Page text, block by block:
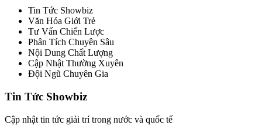
Tin Tức Showbiz
Văn Hóa Giới Trẻ
Tư Vấn Chiến Lược
Phân Tích Chuyên Sâu
Nội Dung Chất Lượng
Cập Nhật Thường Xuyên
Đội Ngũ Chuyên Gia
Tin Tức Showbiz
Cập nhật tin tức giải trí trong nước và quốc tế